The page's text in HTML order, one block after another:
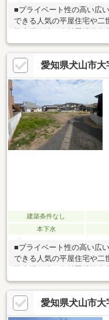
■プライベート性の高い広
できる人気の平屋住宅や二
■敷地面積が広くお子様を
ドックランもお楽しみいた
歩4分の駅近稀少な立地で
のハウスメーカー、工務店
にセットバックすることで
分筆予定面積：335.82㎡（
積のご相談可能です！
愛知県犬山市大
建築条件なし
本下水
■プライベート性の高い広
できる人気の平屋住宅や二
■敷地面積が広くお子様を
ドックランもお楽しみいた
歩4分の駅近稀少な立地で
のハウスメーカー、工務店
愛知県犬山市大